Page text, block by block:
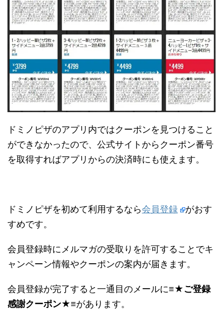
ドミノピザのアプリ内ではクーポンを見つけること
ができなかったので、公式サイトからクーポン番号
を取得すればアプリからの決済時にも使えます。
ドミノピザを初めて利用するなら会員登録
がおす
すめです。
会員登録時にメルマガの受取りを許可することでキ
ャンペーン情報やクーポンの案内が届きます。
会員登録が完了すると一通目のメールに≡★ご登録
感謝クーポン★≡があります。